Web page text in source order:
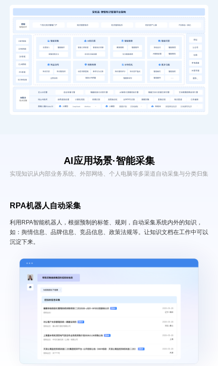
AI应用场景·智能采集
实现知识从内部业务系统、外部网络、个人电脑等多渠道自动采集与分类归集
RPA机器人自动采集
利用RPA智能机器人，根据预制的标签、规则，自动采集系统内外的知识，
如：舆情信息、品牌信息、竞品信息、政策法规等。让知识文档在工作中可以
沉淀下来。